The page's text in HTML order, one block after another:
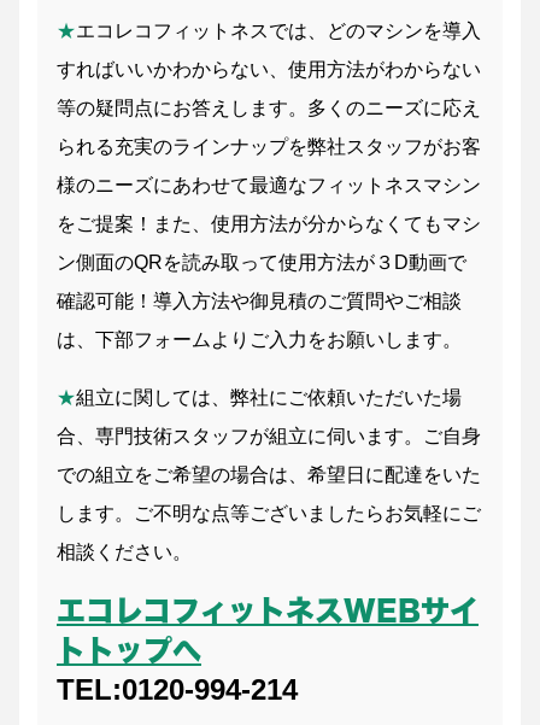
★エコレコフィットネスでは、どのマシンを導入
すればいいかわからない、使用方法がわからない
等の疑問点にお答えします。多くのニーズに応え
られる充実のラインナップを弊社スタッフがお客
様のニーズにあわせて最適なフィットネスマシン
をご提案！また、使用方法が分からなくてもマシ
ン側面のQRを読み取って使用方法が３D動画で
確認可能！導入方法や御見積のご質問やご相談
は、下部フォームよりご入力をお願いします。
★組立に関しては、弊社にご依頼いただいた場
合、専門技術スタッフが組立に伺います。ご自身
での組立をご希望の場合は、希望日に配達をいた
します。ご不明な点等ございましたらお気軽にご
相談ください。
エコレコフィットネスWEBサイ
トトップへ
TEL:0120-994-214